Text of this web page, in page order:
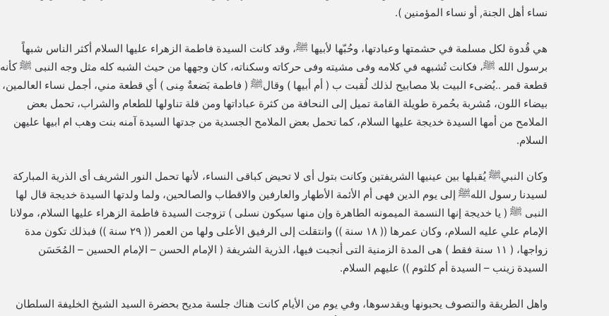
ﻧﺴﺎﺀ ﺃﻫﻞ ﺍﻟﺠﻨﺔ, ﺃﻭ ﻧﺴﺎﺀ ﺍﻟﻤﺆﻣﻨﻴﻦ ).
ﻫﻲ ﻗُﺪﻭﺓ ﻟﻜﻞ ﻣﺴﻠﻤﺔ ﻓﻲ ﺣﺸﻤﺘﻬﺎ ﻭﻋﺒﺎﺩﺗﻬﺎ، ﻭﺣُﺒّﻬﺎ ﻷﺑﻴﻬﺎ ﷺ، وقد كانت السيدة فاطمة الزهراء عليها السلام أكثر الناس شبهاً
برسول الله ﷺ، فكانت تُشبهه في كلامه وفى مشيته وفى حركاته وسكناته، كان وجهها من حيث الشبه كله مثل وجه النبى ﷺ كأنه
قطعة قمر ..يُضىء البيت بلا مصابيح لذلك لُقبت ب ( أم أبيها ) وقالﷺ ( فاطمة بَضعةٌ مِنى ) أي قطعة مني، أجمل نساء العالمين،
بيضاء اللون، مُشربة بحُمرة طويلة القامة تميل إلى النحافة من كثرة عباداتها ومن قلة تناولها للطعام والشراب، تحمل بعض
الملامح من أمها السيدة خديجة عليها السلام، كما تحمل بعض الملامح الجسدية من جدتها السيدة آمنه بنت وهب ام ابيها عليهن
السلام.
وكان النبيﷺ يُقبلها بين عينيها الشريفتين وكانت بتول أى لا تحيض كباقى النساء، لأنها تحمل النور الشريف أى الذرية المباركة
لسيدنا رسول اللهﷺ إلى يوم الدين فهى أم الأئمة الأطهار والعارفين والاقطاب والصالحين، ولما ولدتها السيدة خديجة قال لها
النبى ﷺ ( يا خديجة إنها النسمة الميمونه الطاهرة وإن منها سيكون نسلى ) تزوجت السيدة فاطمة الزهراء عليها السلام، مولانا
الإمام علي عليه السلام، وكان عمرها (( ١٨ سنة )) وانتقلت إلى الرفيق الأعلى ولها من العمر (( ٢٩ سنة )) فبذلك تكون مدة
زواجها، ( ١١ سنة فقط ) هى المدة الزمنية التى أنجبت فيها، الذرية الشريفة ( الإمام الحسن – الإمام الحسين – المُحَسَن
السيدة زينب – السيدة أم كلثوم )) عليهم السلام.
واهل الطريقة والتصوف يحبونها ويقدسوها، وفي يوم من الأيام كانت هناك جلسة مديح بحضرة السيد الشيخ الخليفة السلطان